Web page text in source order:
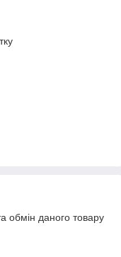
обмін даного товару